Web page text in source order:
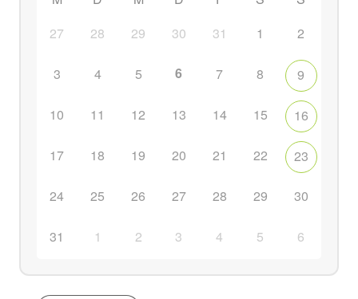
27
28 29 30 31 1 2
3 4 5 6 7 8 9
10 11 12 13 14 15 16
17 18 19 20 21 22 23
24 25 26 27 28 29 30
31 1 2 3 4 5 6